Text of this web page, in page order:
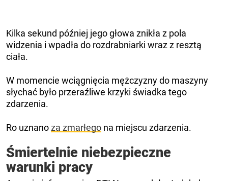
Kilka sekund później jego głowa znikła z pola
widzenia i wpadła do rozdrabniarki wraz z resztą
ciała.
W momencie wciągnięcia mężczyzny do maszyny
słychać było przeraźliwe krzyki świadka tego
zdarzenia.
Ro uznanoza zmarłego na miejscu zdarzenia.
Śmiertelnie niebezpieczne
warunki pracy